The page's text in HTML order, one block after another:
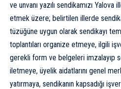
ve unvanı yazılı sendikamızı
etmek üzere; belirtilen illerde
tüzüğüne uygun olarak sendikayı
toplantıları organize etmeye, ilgili
gerekli form ve belgeleri imzalayıp
iletmeye, üyelik aidatlarını genel
yatırmaya, sendikanın kapsadığı